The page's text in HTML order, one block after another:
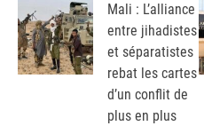
Mali : L’alliance
entre jihadistes
et séparatistes
rebat les cartes
d’un conflit de
plus en plus